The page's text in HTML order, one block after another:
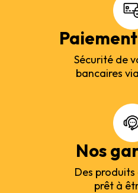
Sécurité de
bancaires
Nos
Des produits
prêt à